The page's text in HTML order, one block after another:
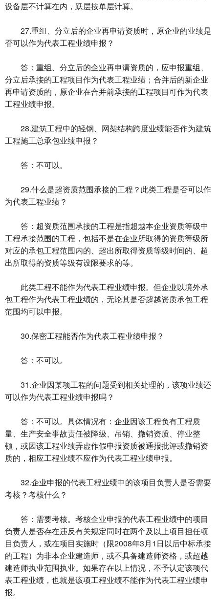
设备层不计算在内，跃层按单层计算。
27.重组、分立后的企业再申请资质时，原企业的业绩是
否可以作为代表工程业绩申报？
答：重组、分立后的企业再申请资质的，应申报重组、
分立后承接的工程项目作为代表工程业绩；合并后的新企业
再申请资质的，原企业在合并前承接的工程项目可作为代表
工程业绩申报。
28.建筑工程中的轻钢、网架结构跨度业绩能否作为建筑
工程施工总承包业绩申报？
答：不可以。
29.什么是超资质范围承接的工程？此类工程是否可以作
为代表工程业绩？
答：超资质范围承接的工程是指超越本企业资质等级中
工程承接范围的工程，包括不是在企业所取得的资质等级所
对应的承包工程范围内的、超出所取得资质等级时间的、超
出所取得的资质等级有设限要求的等。
此类工程不能作为代表工程业绩申报。但企业以境外承
包工程作为代表工程业绩的，无论其是否超越资质承包工程
范围均可以申报。
30.保密工程能否作为代表工程业绩申报？
答：不可以。
31.企业因某项工程的问题受到相关处理的，该项业绩还
可以作为代表工程业绩申报吗？
答：不可以。具体情况有：企业因该工程负有工程质
量、生产安全事故责任被降级、吊销、撤销资质、停业整
顿，或因该工程业绩弄虚作假申报资质被通报批评或撤销资
质的，相应工程业绩不应作为代表工程业绩申报。
32.企业申报的代表工程业绩中的该项目负责人是否需要
考核？考核什么？
答：需要考核。考核企业申报的代表工程业绩中的项目
负责人是否存在违反有关规定同时在两个及以上项目担任项
目负责人，或在项目实施时（限2008年3月1日以后中标承接
的工程）为非本企业建造师，或不具备建造师资格，或超越
建造师执业范围执业。如果存在以上情况，不予认定该项代
表工程业绩，也就是该项工程业绩不能作为代表工程业绩申
报。